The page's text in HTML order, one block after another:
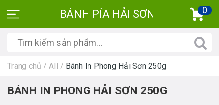
BÁNH PÍA HẢI SƠN 0
Trang chủ / All / Bánh In Phong Hải Sơn 250g
BÁNH IN PHONG HẢI SƠN 250G